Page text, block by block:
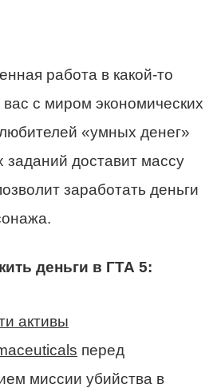
работа в какой-то
вас с миром экономических
«умных денег»
заданий доставит массу
заработать деньги
деньги в ГТА 5:
активы
перед
миссии убийства в